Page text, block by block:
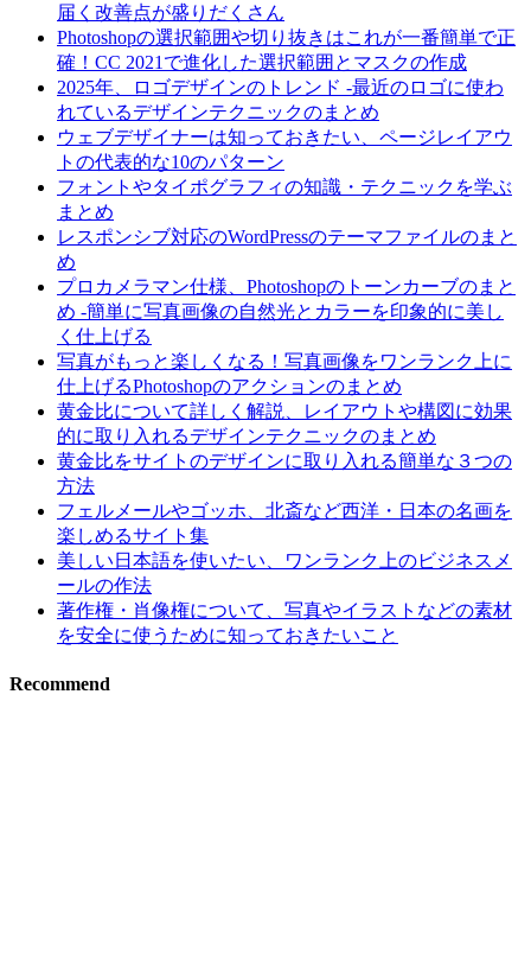
届く改善点が盛りだくさん
Photoshopの選択範囲や切り抜きはこれが一番簡単で正
確！CC 2021で進化した選択範囲とマスクの作成
2025年、ロゴデザインのトレンド -最近のロゴに使わ
れているデザインテクニックのまとめ
ウェブデザイナーは知っておきたい、ページレイアウ
トの代表的な10のパターン
フォントやタイポグラフィの知識・テクニックを学ぶ
まとめ
レスポンシブ対応のWordPressのテーマファイルのまと
め
プロカメラマン仕様、Photoshopのトーンカーブのまと
め -簡単に写真画像の自然光とカラーを印象的に美し
く仕上げる
写真がもっと楽しくなる！写真画像をワンランク上に
仕上げるPhotoshopのアクションのまとめ
黄金比について詳しく解説、レイアウトや構図に効果
的に取り入れるデザインテクニックのまとめ
黄金比をサイトのデザインに取り入れる簡単な３つの
方法
フェルメールやゴッホ、北斎など西洋・日本の名画を
楽しめるサイト集
美しい日本語を使いたい、ワンランク上のビジネスメ
ールの作法
著作権・肖像権について、写真やイラストなどの素材
を安全に使うために知っておきたいこと
Recommend